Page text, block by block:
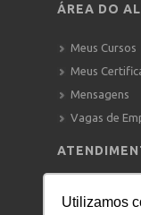
Utilizamos
ÁREA DO
Meus Cursos
Meus
Mensagens
Vagas de
—–